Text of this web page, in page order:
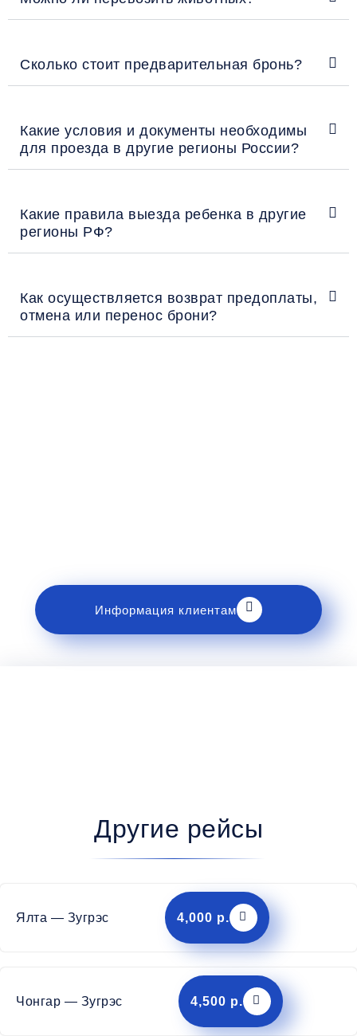
Сколько стоит предварительная бронь?
Какие условия и документы необходимы
для проезда в другие регионы России?
Какие правила выезда ребенка в другие
регионы РФ?
Как осуществляется возврат предоплаты,
отмена или перенос брони?
Информация клиентам
Другие рейсы
Ялта — Зугрэс 4,000 р.
Чонгар — Зугрэс 4,500 р.